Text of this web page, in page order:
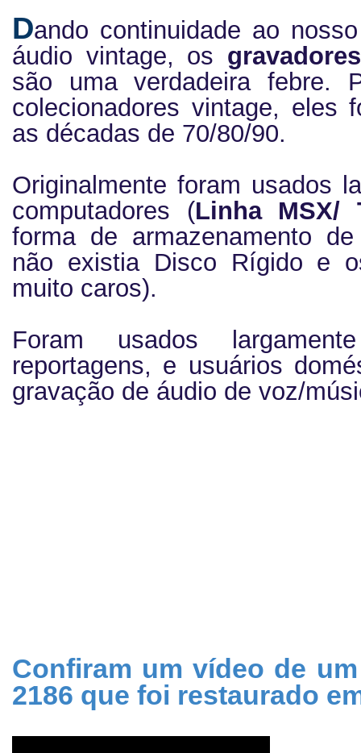
Dando continuidade ao
áudio vintage, os
são uma verdadeira febre.
colecionadores vintage, eles
as décadas de 70/80/90.
Originalmente foram usados
computadores (Linha MSX/
forma de armazenamento
não existia Disco Rígido e
muito caros).
Foram usados
reportagens, e usuários
gravação de áudio de voz/
Confiram um vídeo de
2186 que foi restaurado